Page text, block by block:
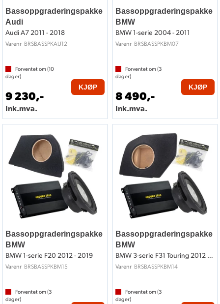
Bassoppgraderingspakke
Audi
Audi A7 2011 - 2018
Varenr BRSBASSPKAU12
Forventet om (10
dager)
9 230,-
Ink.mva.
KJØP
Bassoppgraderingspakke
BMW
BMW 1-serie 2004 - 2011
Varenr BRSBASSPKBM07
Forventet om (3
dager)
8 490,-
Ink.mva.
KJØP
Bassoppgraderingspakke
BMW
BMW 1-serie F20 2012 - 2019
Varenr BRSBASSPKBM15
Forventet om (3
dager)
Bassoppgraderingspakke
BMW
BMW 3-serie F31 Touring 2012 - 2018
Varenr BRSBASSPKBM14
Forventet om (3
dager)